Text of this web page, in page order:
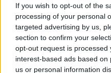
If you wish to opt-out of the
processing of your personal
targeted advertising by us,
section to confirm your
opt-out request is processed
interest-based ads based
us or personal information
brouwers zakken met vers
ze om het beste bier te
vers hopbier genoemd en
hoparoma.
Ook Mario en Timm van
gemotiveerde brouwers.